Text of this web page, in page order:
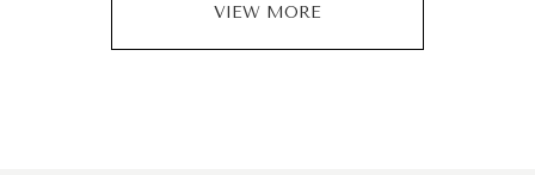
VIEW MORE